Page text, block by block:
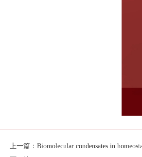
上一篇：Biomolecular condensates in